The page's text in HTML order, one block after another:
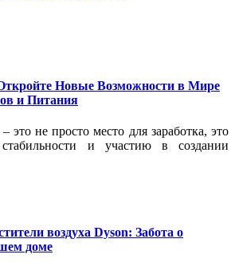
Новые Возможности в Мире
и Питания
это не просто место для заработка, это
и участию в создании
воздуха Dyson: Забота о
доме